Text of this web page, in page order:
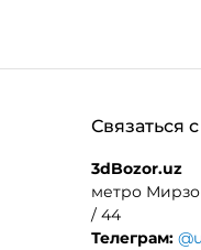
Связаться
3dBozor.uz
метро Мирзо
/ 44
Телеграм: